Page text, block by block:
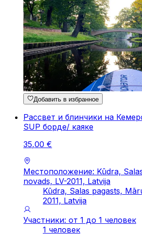
Добавить в избранное
Рассвет и блинчики на
SUP борде/ каяке
35,00 €
Местоположение: Kūdra,
novads, LV-2011, Latvija
Kūdra, Salas pagasts,
2011, Latvija
Участники: от 1 до 1 человек
1 человек